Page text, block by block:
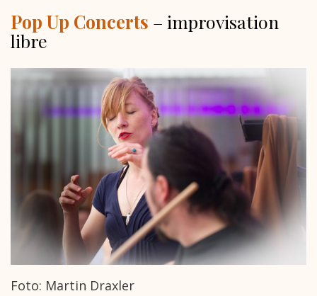
Pop Up Concerts – improvisation
libre
Foto: Martin Draxler